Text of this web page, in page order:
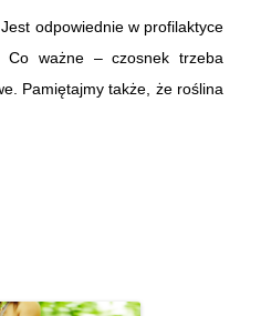
odpowiednie w profilaktyce
Co ważne – czosnek trzeba
Pamiętajmy także, że roślina